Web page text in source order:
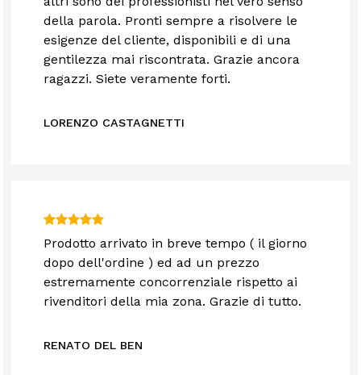
della parola. Pronti sempre a risolvere le
esigenze del cliente, disponibili e di una
gentilezza mai riscontrata. Grazie ancora
ragazzi. Siete veramente forti.
LORENZO CASTAGNETTI
Prodotto arrivato in breve tempo ( il giorno
dopo dell'ordine ) ed ad un prezzo
estremamente concorrenziale rispetto ai
rivenditori della mia zona. Grazie di tutto.
RENATO DEL BEN